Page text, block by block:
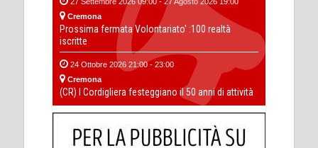
Cremona
Prossima fermata Volontariato' :100 realtà
iscritte
24 Ottobre 2026 21:00 - 23:00
Cremona
(CR) I Cordigliera festeggiano il 50 anni di attività